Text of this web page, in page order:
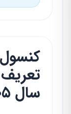
سال ۱۴۰۵